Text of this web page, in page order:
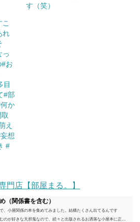
す（笑）
れ
っ
お
目
#部
か
え
想
#
門店【部屋まる。】
（関係書を含む）
、小屋関係の本を集めてみました。結構たくさん出てるんです
のが好きな天邪鬼なので、続々と出版されるお洒落な小屋本に正直